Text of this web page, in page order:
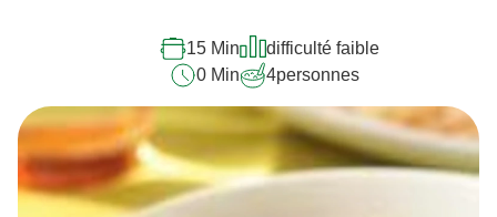
15 Min
difficulté faible
0 Min
4personnes